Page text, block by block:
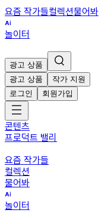
요즘 작가들컬렉션물어봐
놀이터
광고 상품
광고 상품
작가 지원
로그인
회원가입
콘텐츠
프로덕트 밸리
요즘 작가들
컬렉션
물어봐
놀이터